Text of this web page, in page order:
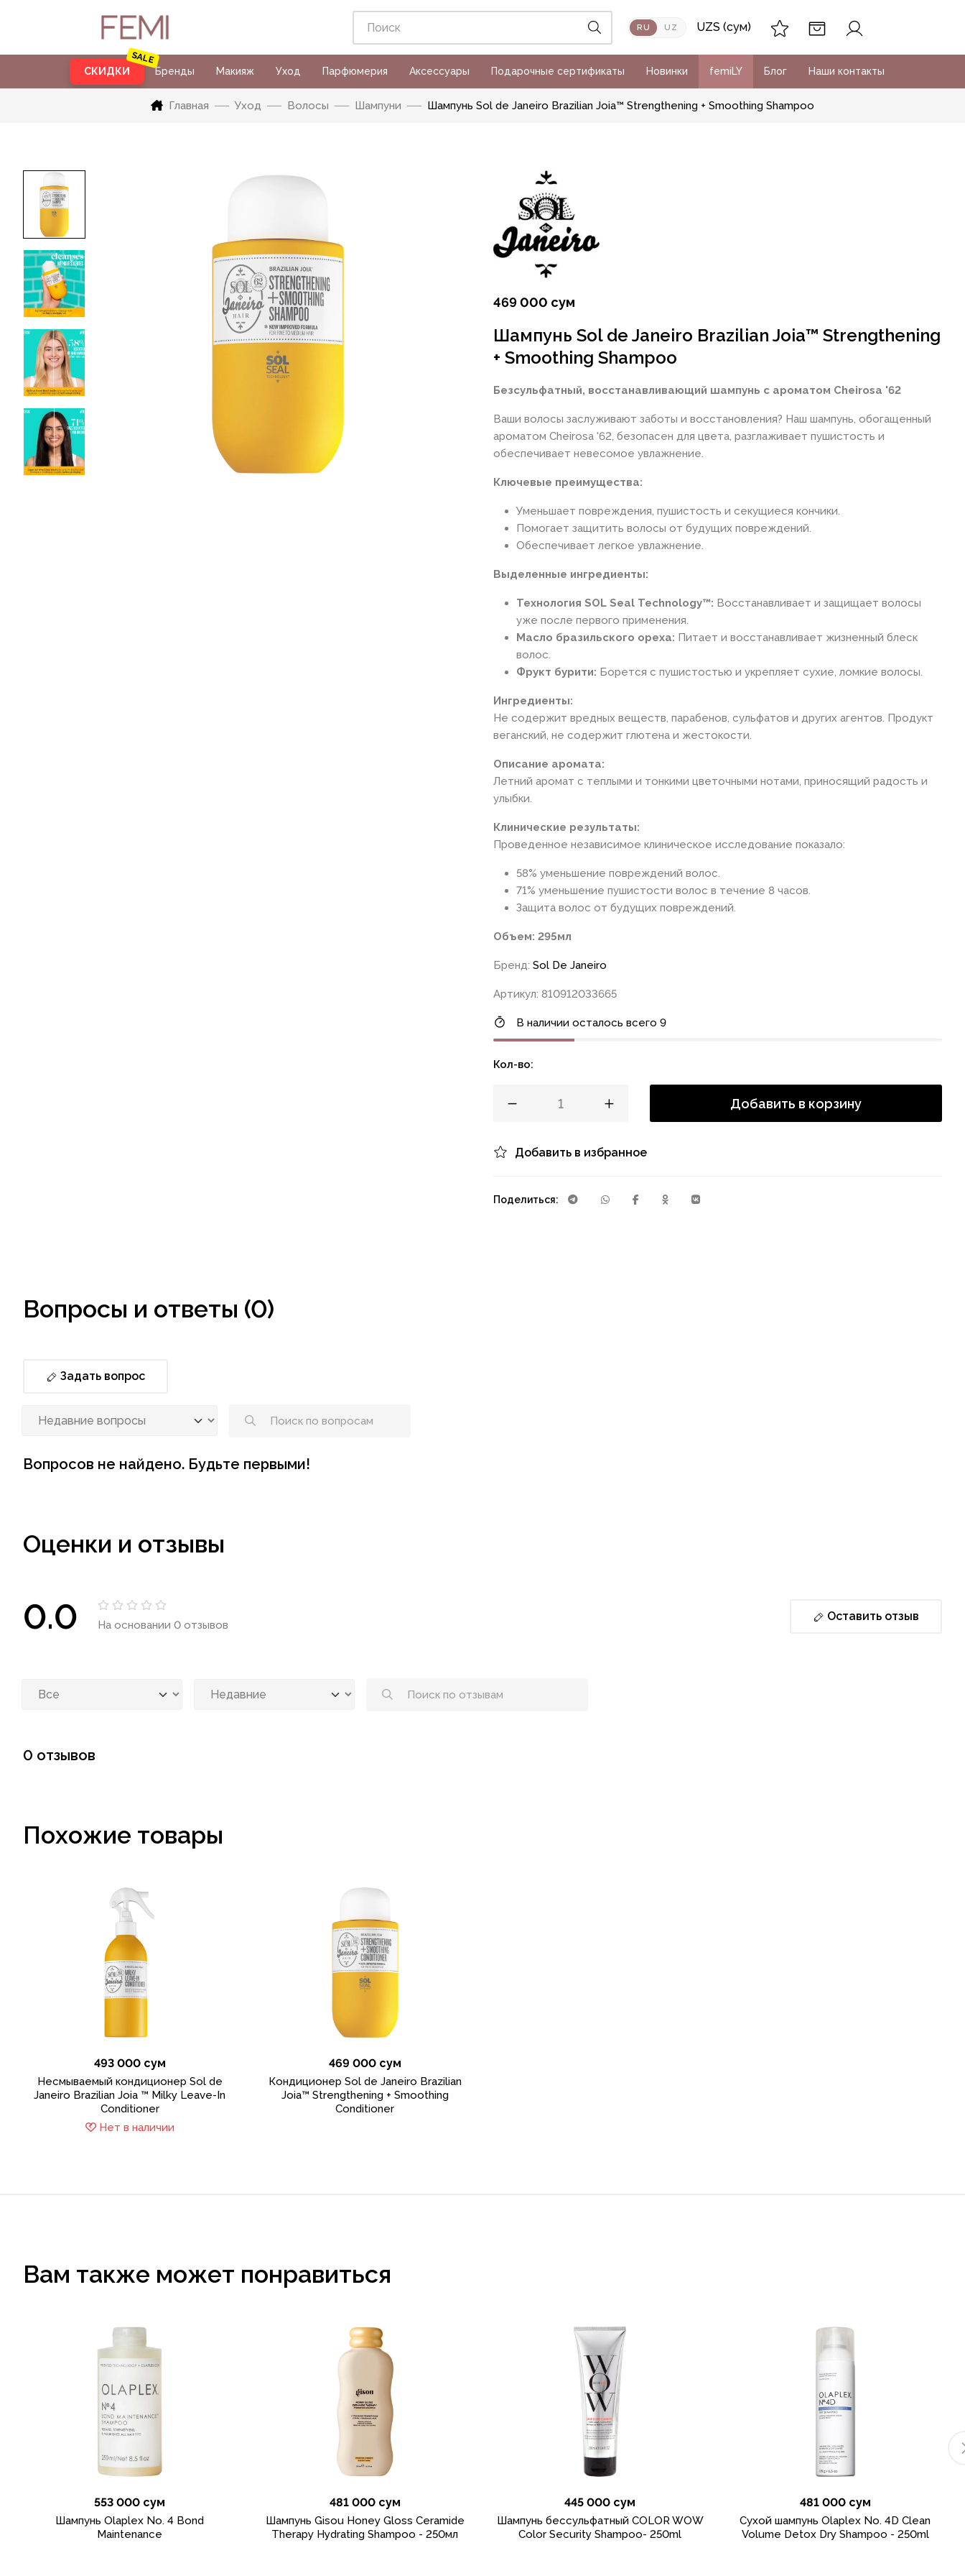
RU UZ UZS (сум)
СКИДКИ Бренды Макияж Уход Парфюмерия Аксессуары Подарочные сертификаты Новинки femiLY Блог Наши контакты
Главная Уход Волосы Шампуни Шампунь Sol de Janeiro Brazilian Joia™ Strengthening + Smoothing Shampoo
469 000 сум
Шампунь Sol de Janeiro Brazilian Joia™ Strengthening
+ Smoothing Shampoo
Безсульфатный, восстанавливающий шампунь с ароматом Cheirosa '62
Ваши волосы заслуживают заботы и восстановления? Наш шампунь, обогащенный
ароматом Cheirosa '62, безопасен для цвета, разглаживает пушистость и
обеспечивает невесомое увлажнение.
Ключевые преимущества:
Уменьшает повреждения, пушистость и секущиеся кончики.
Помогает защитить волосы от будущих повреждений.
Обеспечивает легкое увлажнение.
Выделенные ингредиенты:
Технология SOL Seal Technology™: Восстанавливает и защищает волосы
уже после первого применения.
Масло бразильского ореха: Питает и восстанавливает жизненный блеск
волос.
Фрукт бурити: Борется с пушистостью и укрепляет сухие, ломкие волосы.
Ингредиенты:
Не содержит вредных веществ, парабенов, сульфатов и других агентов. Продукт
веганский, не содержит глютена и жестокости.
Описание аромата:
Летний аромат с теплыми и тонкими цветочными нотами, приносящий радость и
улыбки.
Клинические результаты:
Проведенное независимое клиническое исследование показало:
58% уменьшение повреждений волос.
71% уменьшение пушистости волос в течение 8 часов.
Защита волос от будущих повреждений.
Объем: 295мл
Бренд: Sol De Janeiro
Артикул: 810912033665
В наличии осталось всего 9
Кол-во:
Добавить в корзину
Добавить в избранное
Поделиться:
Вопросы и ответы (0)
Задать вопрос
Вопросов не найдено. Будьте первыми!
Оценки и отзывы
0.0 На основании 0 отзывов
Оставить отзыв
0 отзывов
Похожие товары
493 000 сум
Несмываемый кондиционер Sol de
Janeiro Brazilian Joia ™ Milky Leave-In
Conditioner
Нет в наличии
469 000 сум
Кондиционер Sol de Janeiro Brazilian
Joia™ Strengthening + Smoothing
Conditioner
Вам также может понравиться
553 000 сум
Шампунь Olaplex No. 4 Bond
Maintenance
481 000 сум
Шампунь Gisou Honey Gloss Ceramide
Therapy Hydrating Shampoo - 250мл
445 000 сум
Шампунь бессульфатный COLOR WOW
Color Security Shampoo- 250ml
481 000 сум
Сухой шампунь Olaplex No. 4D Clean
Volume Detox Dry Shampoo - 250ml